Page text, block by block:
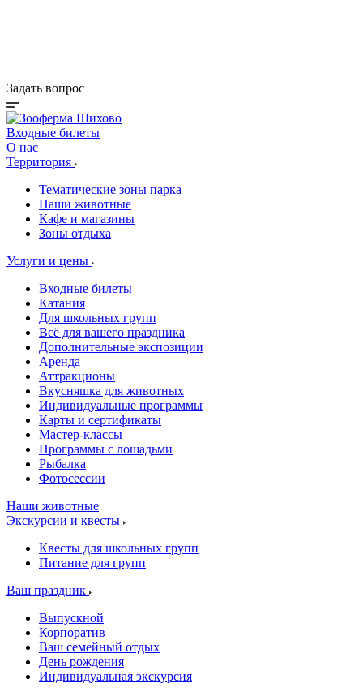
Задать вопрос
Входные билеты
О нас
Территория
Тематические зоны парка
Наши животные
Кафе и магазины
Зоны отдыха
Услуги и цены
Входные билеты
Катания
Для школьных групп
Всё для вашего праздника
Дополнительные экспозиции
Аренда
Аттракционы
Вкусняшка для животных
Индивидуальные программы
Карты и сертификаты
Мастер-классы
Программы с лошадьми
Рыбалка
Фотосессии
Наши животные
Экскурсии и квесты
Квесты для школьных групп
Питание для групп
Ваш праздник
Выпускной
Корпоратив
Ваш семейный отдых
День рождения
Индивидуальная экскурсия